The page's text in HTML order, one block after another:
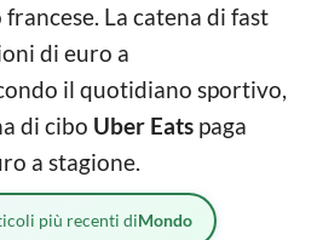
La catena di fast
di euro a
il quotidiano sportivo,
di cibo Uber Eats paga
a stagione.
più recenti diMondo